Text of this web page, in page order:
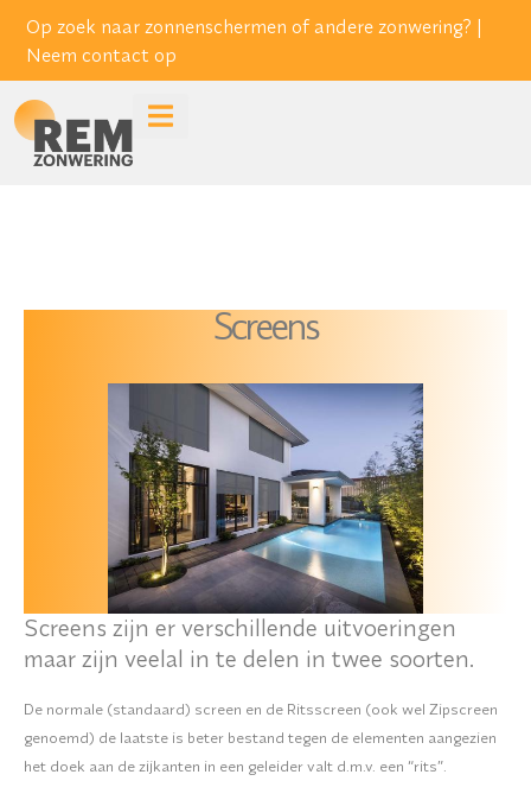
Op zoek naar zonnenschermen of andere zonwering? |
Neem contact op
Screens
Screens zijn er verschillende uitvoeringen
maar zijn veelal in te delen in twee soorten.
De normale (standaard) screen en de Ritsscreen (ook wel Zipscreen
genoemd) de laatste is beter bestand tegen de elementen aangezien
het doek aan de zijkanten in een geleider valt d.m.v. een “rits”.